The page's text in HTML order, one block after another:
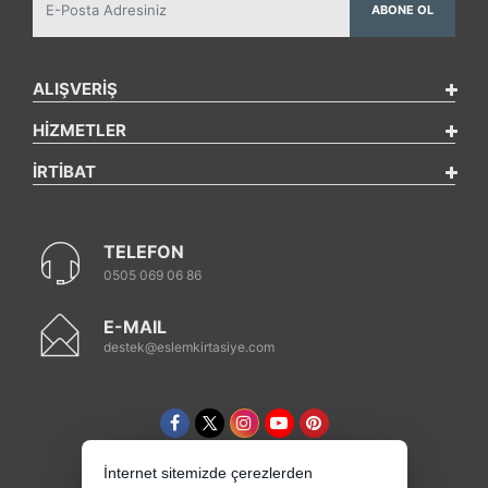
ABONE OL
ALIŞVERİŞ
HİZMETLER
İRTİBAT
TELEFON
0505 069 06 86
E-MAIL
destek@eslemkirtasiye.com
İnternet sitemizde çerezlerden